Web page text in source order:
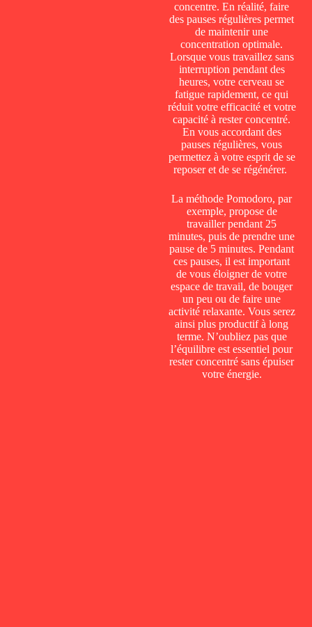
concentre. En réalité, faire
des pauses régulières permet
de maintenir une
concentration optimale.
Lorsque vous travaillez sans
interruption pendant des
heures, votre cerveau se
fatigue rapidement, ce qui
réduit votre efficacité et votre
capacité à rester concentré.
En vous accordant des
pauses régulières, vous
permettez à votre esprit de se
reposer et de se régénérer.
La méthode Pomodoro, par
exemple, propose de
travailler pendant 25
minutes, puis de prendre une
pause de 5 minutes. Pendant
ces pauses, il est important
de vous éloigner de votre
espace de travail, de bouger
un peu ou de faire une
activité relaxante. Vous serez
ainsi plus productif à long
terme. N’oubliez pas que
l’équilibre est essentiel pour
rester concentré sans épuiser
votre énergie.